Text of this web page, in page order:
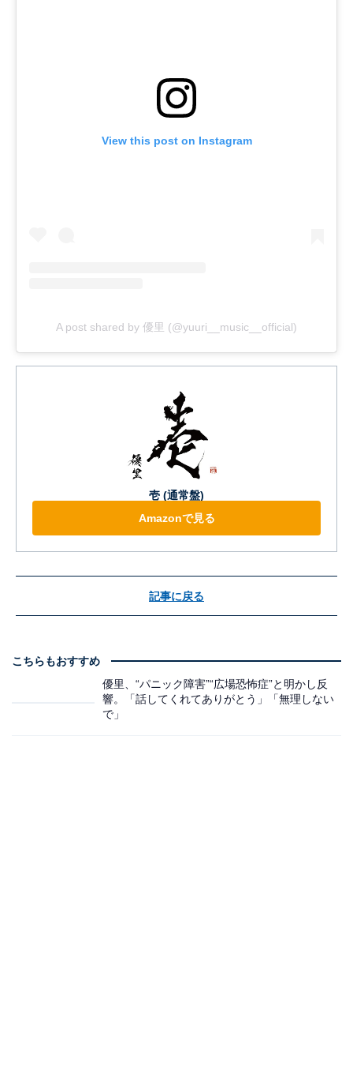
View this post on Instagram
A post shared by 優里 (@yuuri__music__official)
壱 (通常盤)
Amazonで見る
記事に戻る
こちらもおすすめ
優里、“パニック障害”“広場恐怖症”と明かし反
響。「話してくれてありがとう」「無理しない
で」